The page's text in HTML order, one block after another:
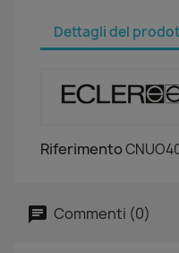
Dettagli del
Riferimento
Commenti (0)